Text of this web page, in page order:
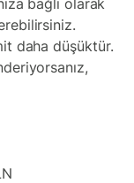
bağlı olarak
daha düşüktür.